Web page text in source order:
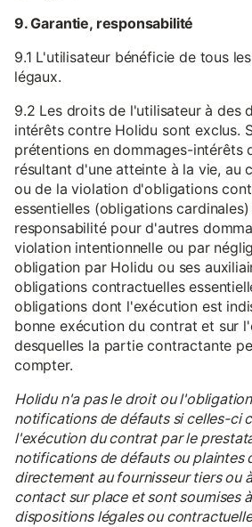
9. Garantie, responsabilité
9.1 L'utilisateur bénéficie de tous
légaux.
9.2 Les droits de l'utilisateur à des
intérêts contre Holidu sont exclus.
prétentions en dommages-intérêts
résultant d'une atteinte à la vie, au
ou de la violation d'obligations
essentielles (obligations cardinales)
responsabilité pour d'autres
violation intentionnelle ou par
obligation par Holidu ou ses
obligations contractuelles
obligations dont l'exécution est
bonne exécution du contrat et sur
desquelles la partie contractante
compter.
Holidu n'a pas le droit ou
notifications de défauts si celles-ci
l'exécution du contrat par le
notifications de défauts ou plaintes
directement au fournisseur tiers ou
contact sur place et sont soumises
dispositions légales ou